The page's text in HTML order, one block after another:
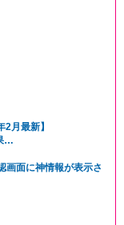
月最新】
…
画面に神情報が表示さ